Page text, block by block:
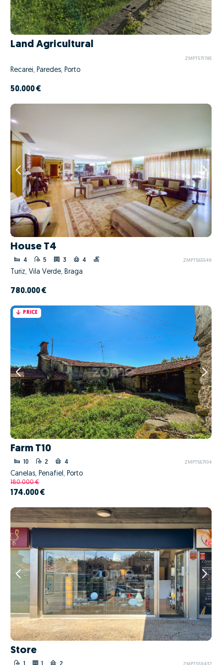
Land Agricultural
ZMPT571785
Recarei, Paredes, Porto
50.000 €
House T4
4 5 3 4 ZMPT565549
Turiz, Vila Verde, Braga
780.000 €
PRICE
Farm T10
10 2 4 ZMPT567104
Canelas, Penafiel, Porto
180.000 €
174.000 €
Store
1 1 2